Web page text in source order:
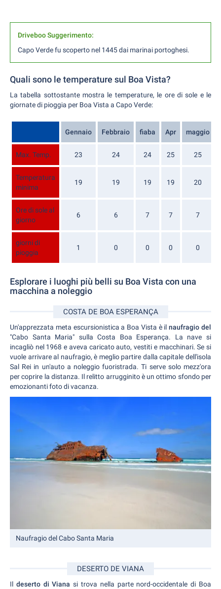
Driveboo Suggerimento:
Capo Verde fu scoperto nel 1445 dai marinai portoghesi.
Quali sono le temperature sul Boa Vista?
La tabella sottostante mostra le temperature, le ore di sole e le
giornate di pioggia per Boa Vista a Capo Verde:
Gennaio Febbraio fiaba Apr maggio
Max. Temp. 23 24 24 25 25
Temperatura
minima
19 19 19 19 20
Ore di sole al
giorno
6 6 7 7 7
giorni di
pioggia
1 0 0 0 0
Esplorare i luoghi più belli su Boa Vista con una
macchina a noleggio
COSTA DE BOA ESPERANÇA
Un'apprezzata meta escursionistica a Boa Vista è ilnaufragio del
"Cabo Santa Maria" sulla Costa Boa Esperança. La nave si
incagliò nel 1968 e aveva caricato auto, vestiti e macchinari. Se si
vuole arrivare al naufragio, è meglio partire dalla capitale dell'isola
Sal Rei in un'auto a noleggio fuoristrada. Ti serve solo mezz'ora
per coprire la distanza. Il relitto arrugginito è un ottimo sfondo per
emozionanti foto di vacanza.
Naufragio del Cabo Santa Maria
DESERTO DE VIANA
Il deserto di Viana si trova nella parte nord-occidentale di Boa